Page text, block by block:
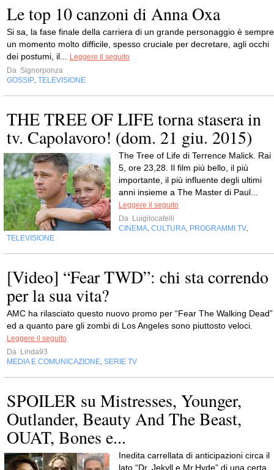
Le top 10 canzoni di Anna Oxa
Si sa, la fase finale della carriera di un grande personaggio è sempre
un momento molto difficile, spesso cruciale per decretare, agli occhi
dei postumi, il... Leggere il seguito
Da Signorponza
GOSSIP, TELEVISIONE
THE TREE OF LIFE torna stasera in
tv. Capolavoro! (dom. 21 giu. 2015)
The Tree of Life di Terrence Malick. Rai
5, ore 23,28. Il film più bello, il più
importante, il più influente degli ultimi
anni insieme a The Master di Paul...
Leggere il seguito
Da Luigilocatelli
CINEMA, CULTURA, PROGRAMMI TV,
TELEVISIONE
[Video] “Fear TWD”: chi sta correndo
per la sua vita?
AMC ha rilasciato questo nuovo promo per “Fear The Walking Dead”
ed a quanto pare gli zombi di Los Angeles sono piuttosto veloci.
Leggere il seguito
Da Linda93
MEDIA E COMUNICAZIONE, SERIE TV
SPOILER su Mistresses, Younger,
Outlander, Beauty And The Beast,
OUAT, Bones e...
Inedita carrellata di anticipazioni circa il
lato “Dr. Jekyll e Mr.Hyde” di una certa